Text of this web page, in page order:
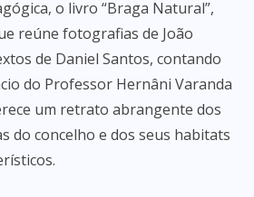
o livro “Braga Natural”,
reúne fotografias de João
de Daniel Santos, contando
do Professor Hernâni Varanda
um retrato abrangente dos
do concelho e dos seus habitats